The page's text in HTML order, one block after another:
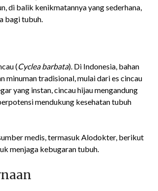
di balik kenikmatannya yang sederhana,
bagi tubuh.
(Cyclea barbata). Di Indonesia, bahan
minuman tradisional, mulai dari es cincau
yang instan, cincau hijau mengandung
mendukung kesehatan tubuh
medis, termasuk Alodokter, berikut
menjaga kebugaran tubuh.